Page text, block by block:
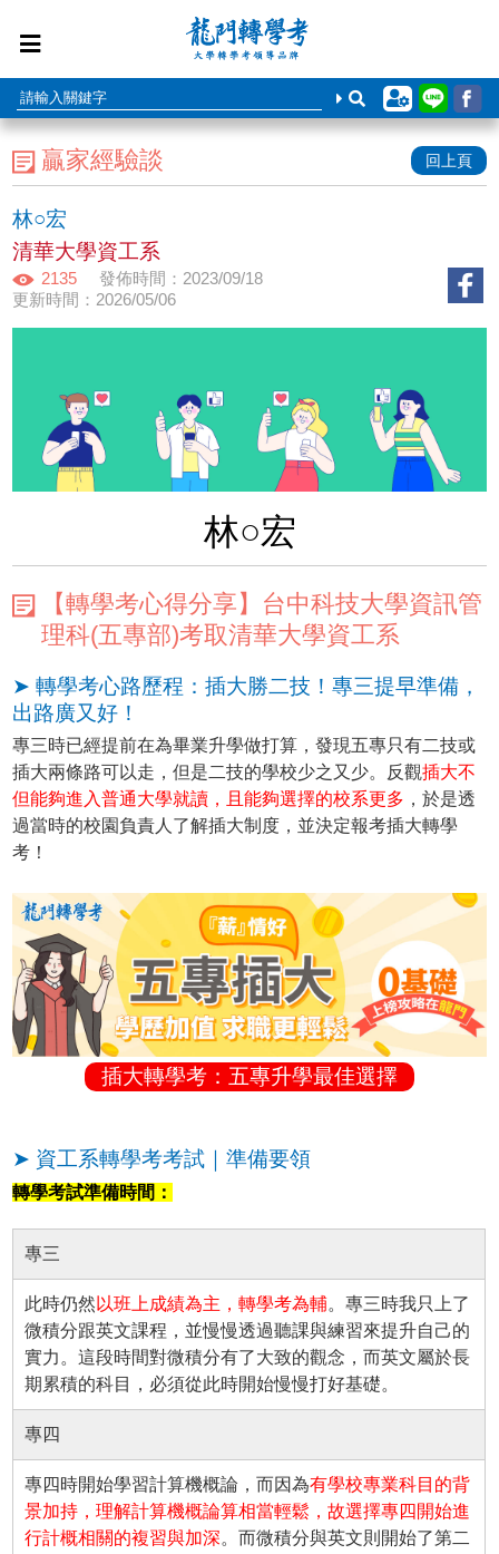
贏家經驗談 回上頁
林○宏
清華大學資工系
2135
發佈時間：2023/09/18
更新時間：2026/05/06
林○宏
【轉學考心得分享】台中科技大學資訊管
理科(五專部)考取清華大學資工系
➤ 轉學考心路歷程：插大勝二技！專三提早準備，
出路廣又好！
專三時已經提前在為畢業升學做打算，發現五專只有二技或
插大兩條路可以走，但是二技的學校少之又少。反觀插大不
但能夠進入普通大學就讀，且能夠選擇的校系更多 ，於是透
過當時的校園負責人了解插大制度，並決定報考插大轉學
考！
插大轉學考：五專升學最佳選擇
➤ 資工系轉學考考試｜準備要領
轉學考試準備時間：
專三
此時仍然 以班上成績為主，轉學考為輔。專三時我只上了
微積分跟英文課程，並慢慢透過聽課與練習來提升自己的
實力。這段時間對微積分有了大致的觀念，而英文屬於長
期累積的科目，必須從此時開始慢慢打好基礎。
專四
專四時開始學習計算機概論，而因為有學校專業科目的背
景加持，理解計算機概論算相當輕鬆，故選擇專四開始進
行計概相關的複習與加深。而微積分與英文則開始了第二